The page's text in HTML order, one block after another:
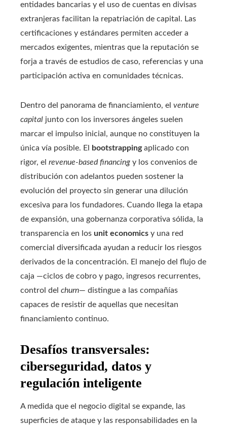
entidades bancarias y el uso de cuentas en divisas
extranjeras facilitan la repatriación de capital. Las
certificaciones y estándares permiten acceder a
mercados exigentes, mientras que la reputación se
forja a través de estudios de caso, referencias y una
participación activa en comunidades técnicas.
Dentro del panorama de financiamiento, el venture
capital junto con los inversores ángeles suelen
marcar el impulso inicial, aunque no constituyen la
única vía posible. El
bootstrappingaplicado con
rigor, el revenue-based financing y los convenios de
distribución con adelantos pueden sostener la
evolución del proyecto sin generar una dilución
excesiva para los fundadores. Cuando llega la etapa
de expansión, una gobernanza corporativa sólida, la
transparencia en los unit economics y una red
comercial diversificada ayudan a reducir los riesgos
derivados de la concentración. El manejo del flujo de
caja —ciclos de cobro y pago, ingresos recurrentes,
control del churn— distingue a las compañías
capaces de resistir de aquellas que necesitan
financiamiento continuo.
Desafíos transversales:
ciberseguridad, datos y
regulación inteligente
A medida que el negocio digital se expande, las
superficies de ataque y las responsabilidades en la